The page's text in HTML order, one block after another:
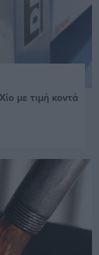
με τιμή κοντά